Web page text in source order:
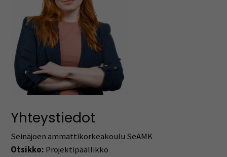
Yhteystiedot
Seinäjoen ammattikorkeakoulu SeAMK
Otsikko: Projektipäällikkö